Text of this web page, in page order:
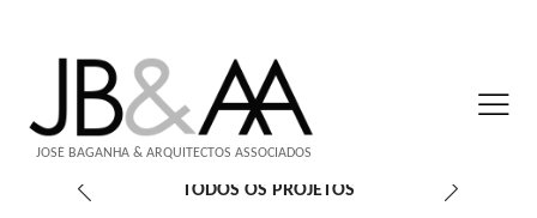
JOSÉ BAGANHA & ARQUITECTOS ASSOCIADOS
TODOS OS PROJETOS